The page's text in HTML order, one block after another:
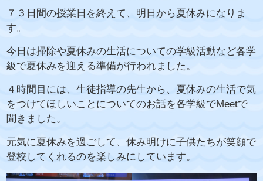
７３日間の授業日を終えて、明日から夏休みになりま
す。
今日は掃除や夏休みの生活についての学級活動など各学
級で夏休みを迎える準備が行われました。
４時間目には、生徒指導の先生から、夏休みの生活で気
をつけてほしいことについてのお話を各学級でMeetで
聞きました。
元気に夏休みを過ごして、休み明けに子供たちが笑顔で
登校してくれるのを楽しみにしています。